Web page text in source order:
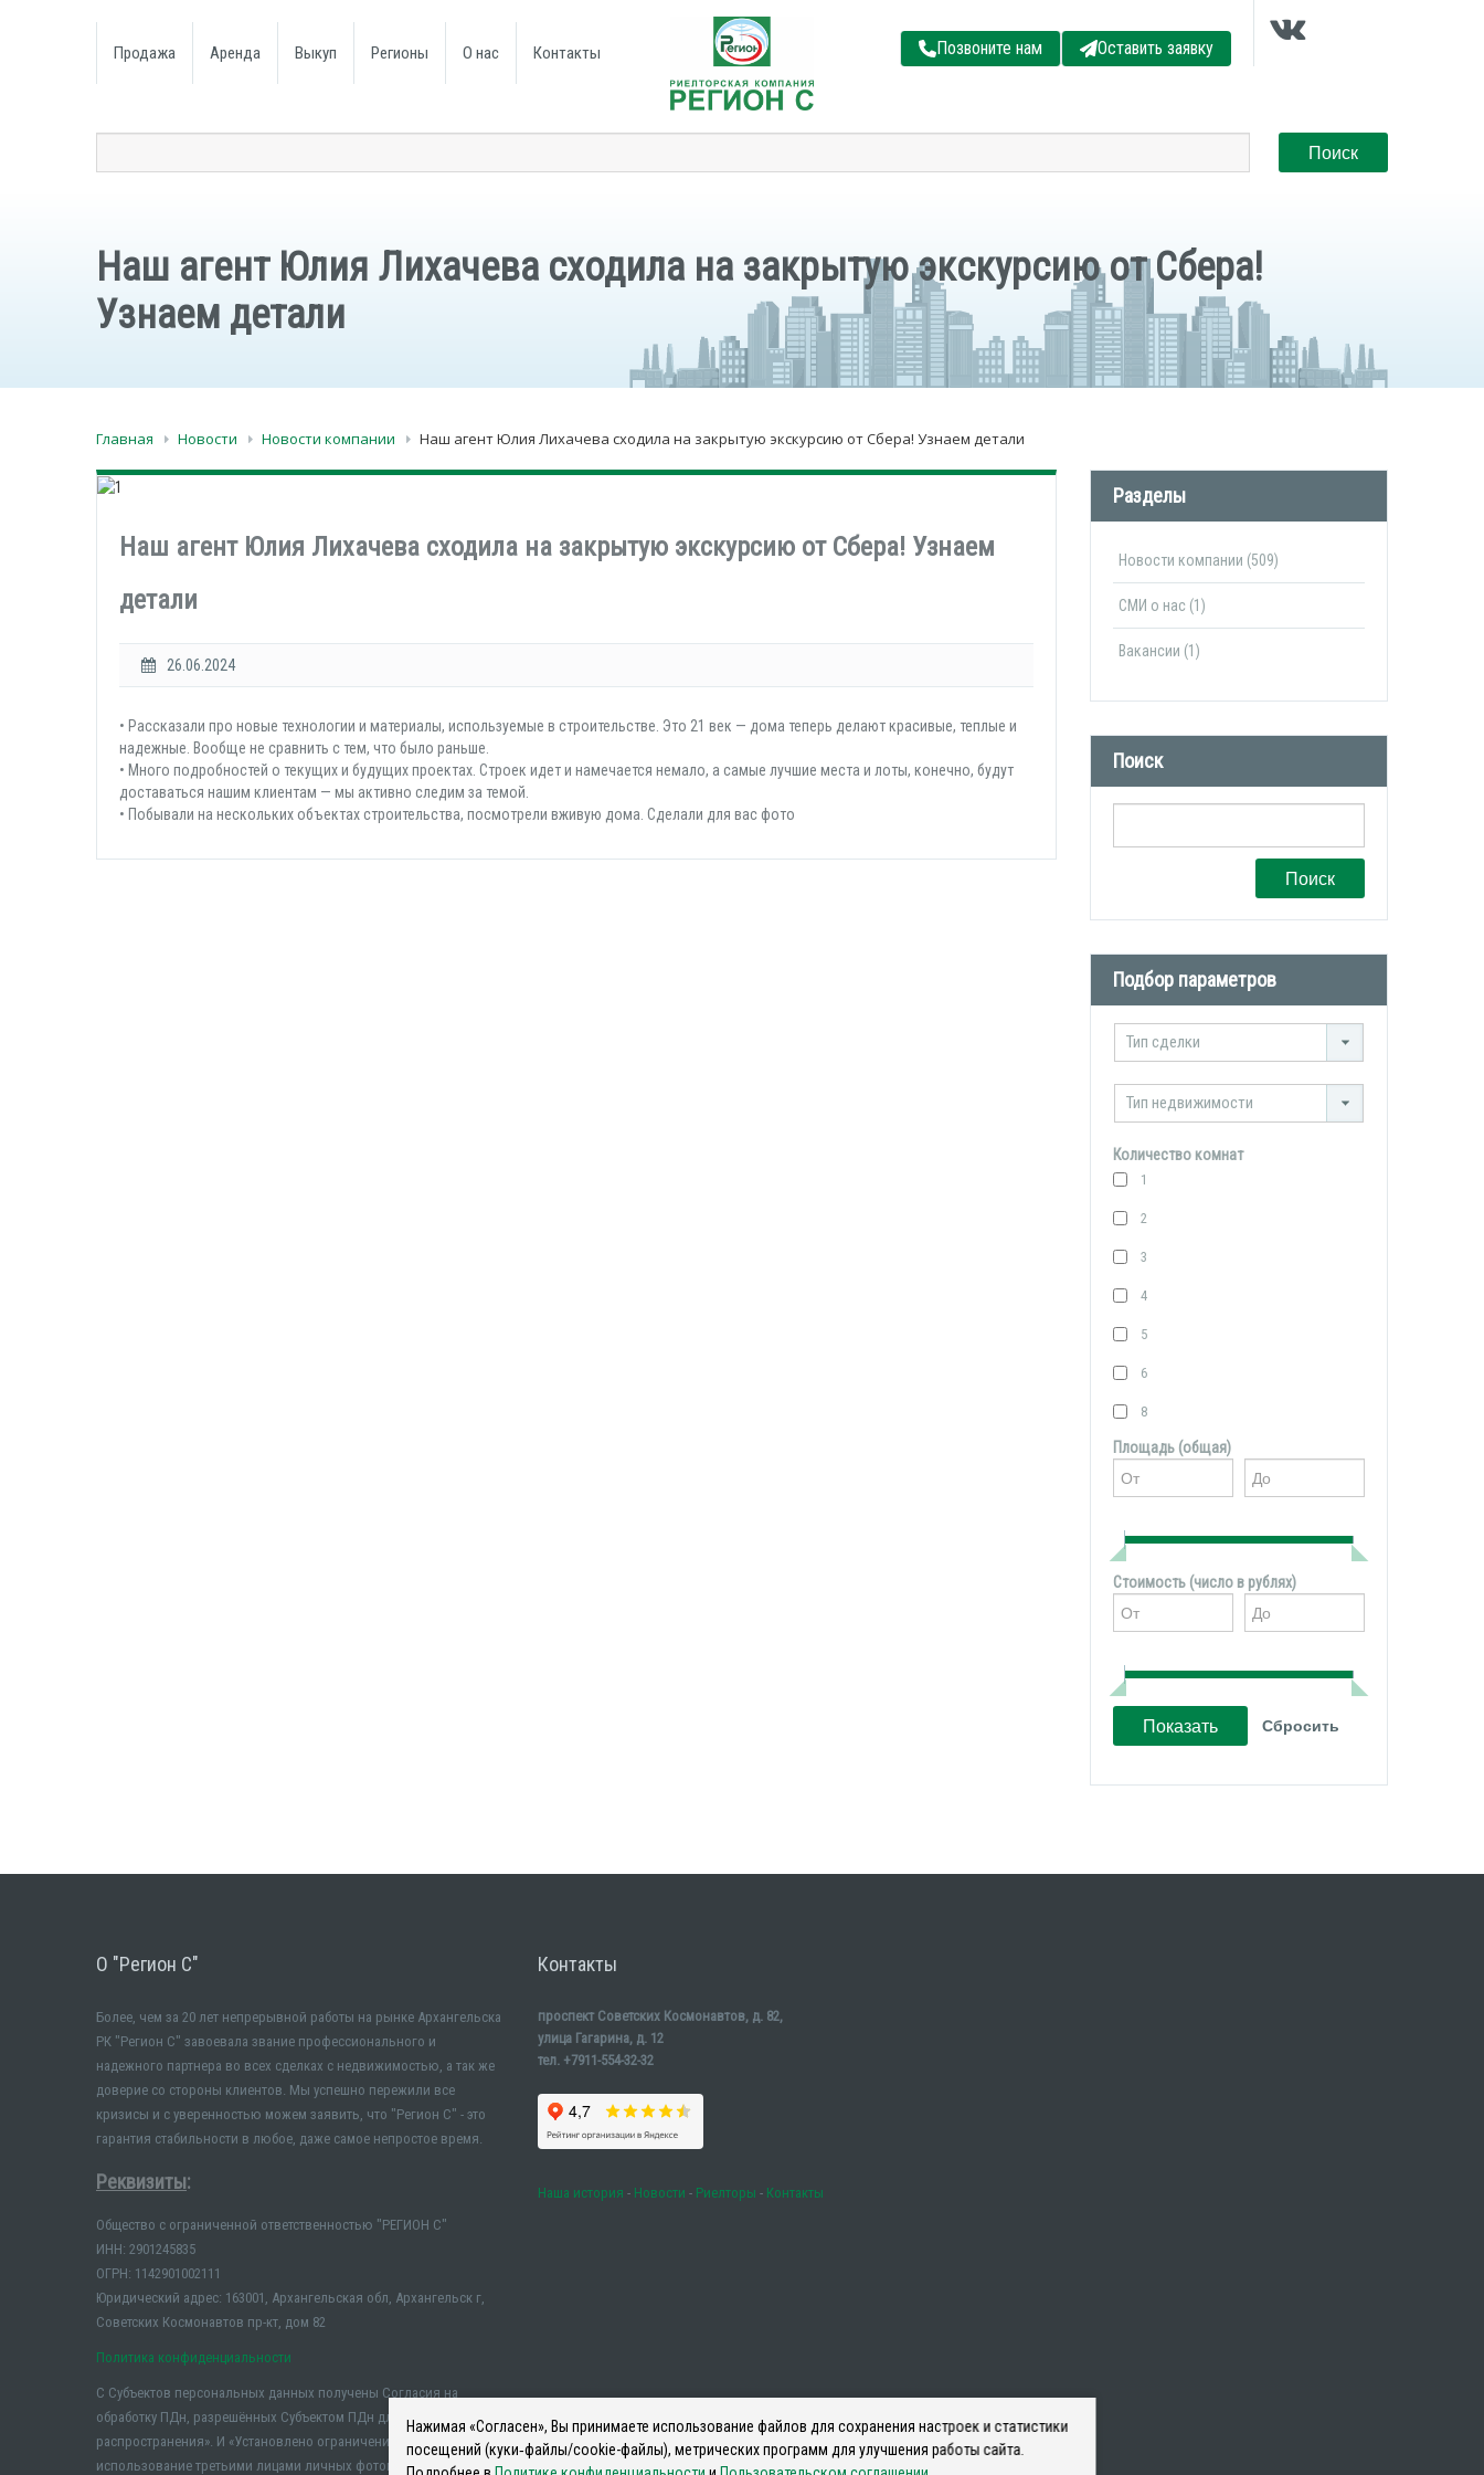
Продажа Аренда Выкуп Регионы О нас Контакты Позвоните нам Оставить заявку
Наш агент Юлия Лихачева сходила на закрытую экскурсию от Сбера!
Узнаем детали
Главная Новости Новости компании Наш агент Юлия Лихачева сходила на закрытую экскурсию от Сбера! Узнаем детали
Наш агент Юлия Лихачева сходила на закрытую экскурсию от Сбера! Узнаем
детали
26.06.2024
• Рассказали про новые технологии и материалы, используемые в строительстве. Это 21 век — дома теперь делают красивые, теплые и
надежные. Вообще не сравнить с тем, что было раньше.
• Много подробностей о текущих и будущих проектах. Строек идет и намечается немало, а самые лучшие места и лоты, конечно, будут
доставаться нашим клиентам — мы активно следим за темой.
• Побывали на нескольких объектах строительства, посмотрели вживую дома. Сделали для вас фото
Разделы
Новости компании (509)
СМИ о нас (1)
Вакансии (1)
Поиск
Поиск
Подбор параметров
Тип сделки
Тип недвижимости
Количество комнат
1
2
3
4
5
6
8
Площадь (общая)
Стоимость (число в рублях)
О "Регион С"
Более, чем за 20 лет непрерывной работы на рынке Архангельска
РК "Регион С" завоевала звание профессионального и
надежного партнера во всех сделках с недвижимостью, а так же
доверие со стороны клиентов. Мы успешно пережили все
кризисы и с уверенностью можем заявить, что "Регион С" - это
гарантия стабильности в любое, даже самое непростое время.
Реквизиты:
Общество с ограниченной ответственностью "РЕГИОН С"
ИНН: 2901245835
ОГРН: 1142901002111
Юридический адрес: 163001, Архангельская обл, Архангельск г,
Советских Космонавтов пр-кт, дом 82
Политика конфиденциальности
С Субъектов персональных данных получены Согласия на
обработку ПДн, разрешённых Субъектом ПДн для
распространения». И «Установлено ограничение на
использование третьими лицами личных фотографий и иных
Контакты
проспект Советских Космонавтов, д. 82,
улица Гагарина, д. 12
тел. +7911-554-32-32
Наша история - Новости - Риелторы - Контакты
Нажимая «Согласен», Вы принимаете использование файлов для сохранения настроек и статистики
посещений (куки‑файлы/cookie-файлы), метрических программ для улучшения работы сайта.